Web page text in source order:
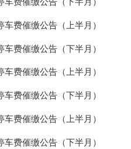
费催缴公告（上半月）
费催缴公告（下半月）
费催缴公告（上半月）
费催缴公告（下半月）
费催缴公告（上半月）
费催缴公告（下半月）